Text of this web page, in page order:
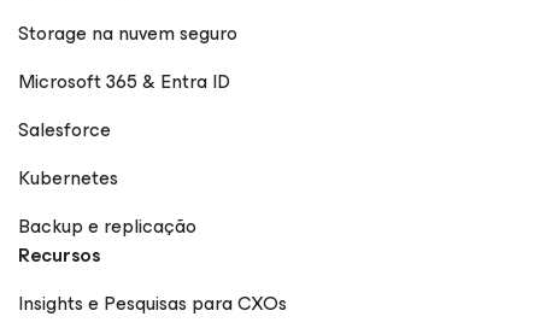
Storage na nuvem seguro
Microsoft 365 & Entra ID
Salesforce
Kubernetes
Backup e replicação
Recursos
Insights e Pesquisas para CXOs